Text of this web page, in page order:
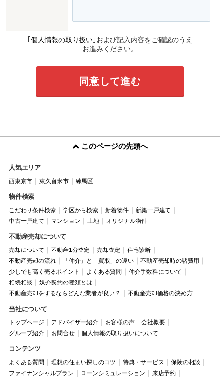
個人情報の取り扱い ｣および記入内容をご確認のうえ
お進みください。
このページの先頭へ
人気エリア
西東京市 東久留米市 練馬区
物件検索
こだわり条件検索 学区から検索 新着物件
新築一戸建て
中古一戸建て
マンション 土地 オリジナル物件
不動産売却について
売却について 不動産1分査定 売却査定
住宅診断
不動産売却の流れ
「仲介」と「買取」の違い
不動産売却時の諸費用
少しでも高く売るポイント
よくある質問
仲介手数料について
相続相談
媒介契約の種類とは
不動産売却をするならどんな業者が良い？
不動産売却価格の決め方
当社について
トップページ アドバイザー紹介 お客様の声
会社概要
グループ紹介
お問合せ 個人情報の取り扱いについて
コンテンツ
よくある質問 理想の住まい探しのコツ 特典・サービス
保険の相談
ファイナンシャルプラン
ローンシミュレーション
来店予約